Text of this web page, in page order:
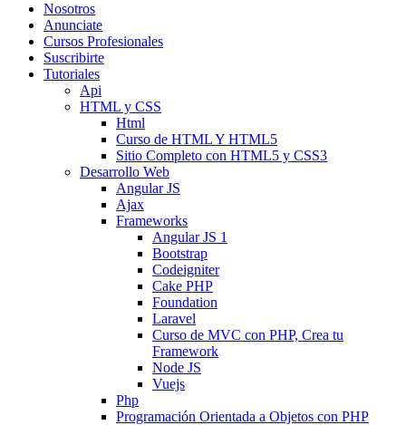
Nosotros
Anunciate
Cursos Profesionales
Suscribirte
Tutoriales
Api
HTML y CSS
Html
Curso de HTML Y HTML5
Sitio Completo con HTML5 y CSS3
Desarrollo Web
Angular JS
Ajax
Frameworks
Angular JS 1
Bootstrap
Codeigniter
Cake PHP
Foundation
Laravel
Curso de MVC con PHP, Crea tu
Framework
Node JS
Vuejs
Php
Programación Orientada a Objetos con PHP